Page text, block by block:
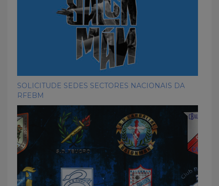
SOLICITUDE SEDES SECTORES NACIONAIS DA
RFEBM